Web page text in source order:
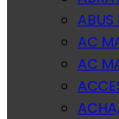
ABUS
AC
AC